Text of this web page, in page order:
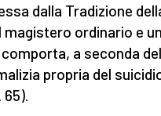
dalla Tradizione
magistero ordinario e
a seconda
propria del
65).